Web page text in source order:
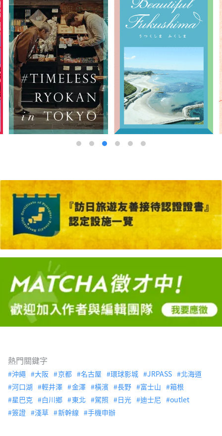
熱門關鍵字
沖繩 大阪 京都 名古屋 環球影城 JRPASS
北海道
河口湖
輕井澤 金澤 橫濱 長野 富士山
箱根
星巴克
白川鄉 東北 駕照 日光 迪士尼
outlet
簽證
淺草 新幹線 手機申辦